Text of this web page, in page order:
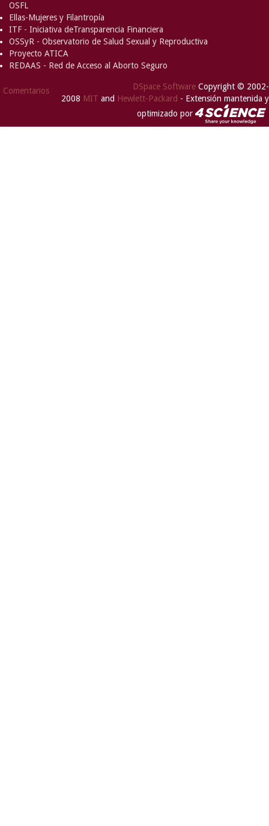
OSFL
Ellas-Mujeres y Filantropía
ITF - Iniciativa deTransparencia Financiera
OSSyR - Observatorio de Salud Sexual y Reproductiva
Proyecto ATICA
REDAAS - Red de Acceso al Aborto Seguro
Comentarios DSpace Software Copyright © 2002-
2008 MIT and Hewlett-Packard - Extensión mantenida y
optimizado por